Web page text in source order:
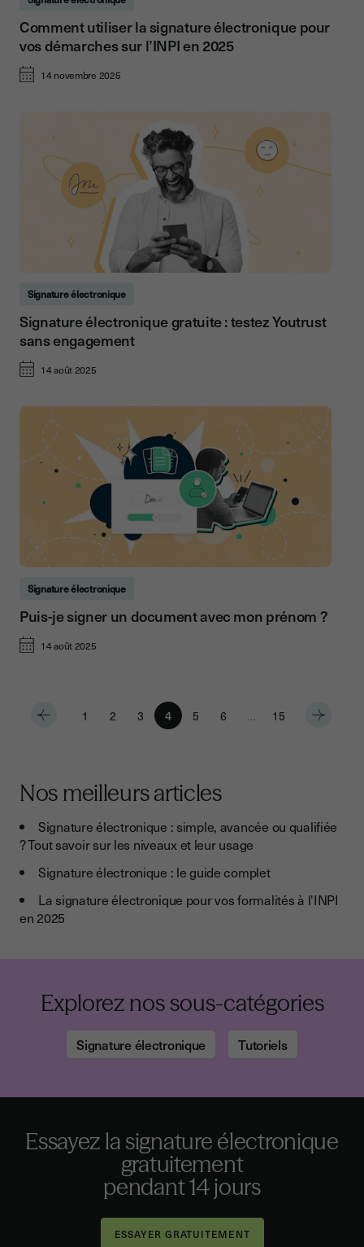
Comment utiliser la signature électronique pour
vos démarches sur l’INPI en 2025
14 novembre 2025
Signature électronique
Signature électronique gratuite : testez Youtrust
sans engagement
14 août 2025
Signature électronique
Puis-je signer un document avec mon prénom ?
14 août 2025
1 2 3 4 5 6 … 15
Nos meilleurs articles
Signature électronique : simple, avancée ou qualifiée
? Tout savoir sur les niveaux et leur usage
Signature électronique : le guide complet
La signature électronique pour vos formalités à l'INPI
en 2025
Explorez nos sous-catégories
Signature électronique Tutoriels
Essayez la signature électronique
gratuitement
pendant 14 jours